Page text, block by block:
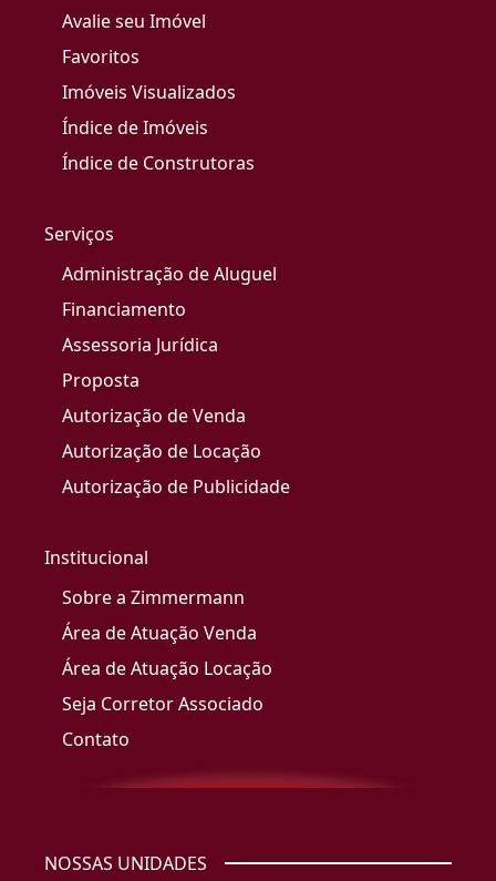
Avalie seu Imóvel
Favoritos
Imóveis Visualizados
Índice de Imóveis
Índice de Construtoras
Serviços
Administração de Aluguel
Financiamento
Assessoria Jurídica
Proposta
Autorização de Venda
Autorização de Locação
Autorização de Publicidade
Institucional
Sobre a Zimmermann
Área de Atuação Venda
Área de Atuação Locação
Seja Corretor Associado
Contato
NOSSAS UNIDADES